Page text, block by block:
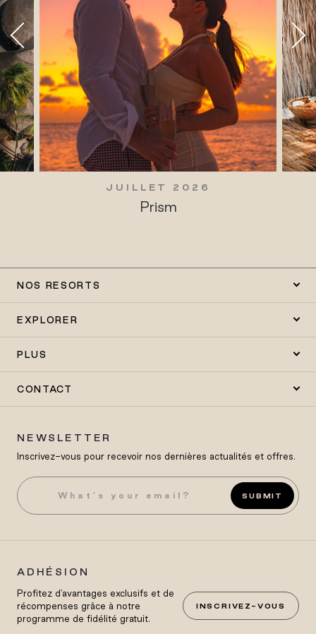
JUILLET 2026
Prism
NOS RESORTS
EXPLORER
PLUS
CONTACT
NEWSLETTER
Inscrivez-vous pour recevoir nos dernières actualités et offres.
SUBMIT
ADHÉSION
Profitez d'avantages exclusifs et de
récompenses grâce à notre
programme de fidélité gratuit.
INSCRIVEZ-VOUS